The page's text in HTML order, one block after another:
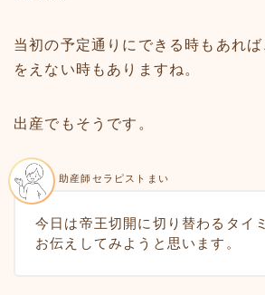
当初の予定通りにできる時もあれ
をえない時もありますね。
出産でもそうです。
今日は帝王切開に切り替わるタイ
お伝えしてみようと思います。
助産師セラピストまい